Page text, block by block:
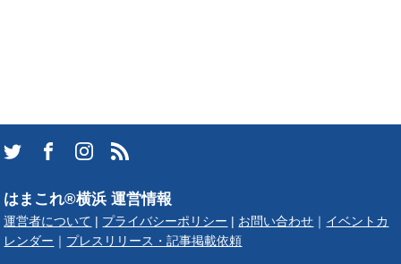
はまこれ®横浜 運営情報
運営者について プライバシーポリシー お問い合わせ
イベントカ
レンダー
プレスリリース・記事掲載依頼